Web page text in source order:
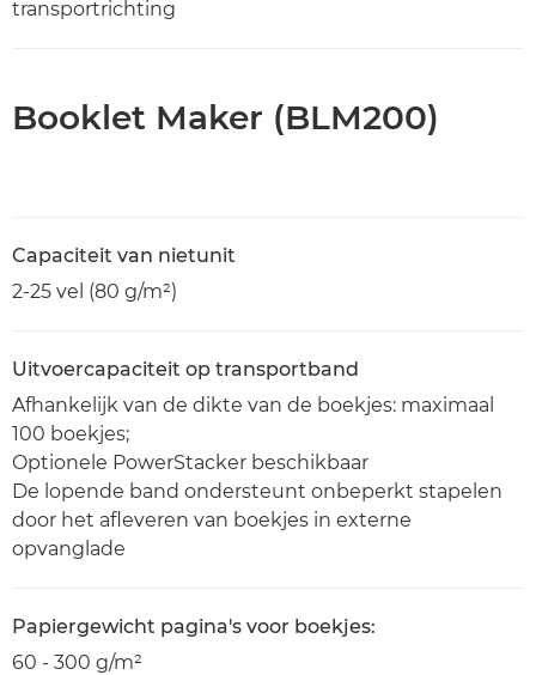
transportrichting
Booklet Maker (BLM200)
Capaciteit van nietunit
2-25 vel (80 g/m²)
Uitvoercapaciteit op transportband
Afhankelijk van de dikte van de boekjes: maximaal
100 boekjes;
Optionele PowerStacker beschikbaar
De lopende band ondersteunt onbeperkt stapelen
door het afleveren van boekjes in externe
opvanglade
Papiergewicht pagina's voor boekjes:
60 - 300 g/m²